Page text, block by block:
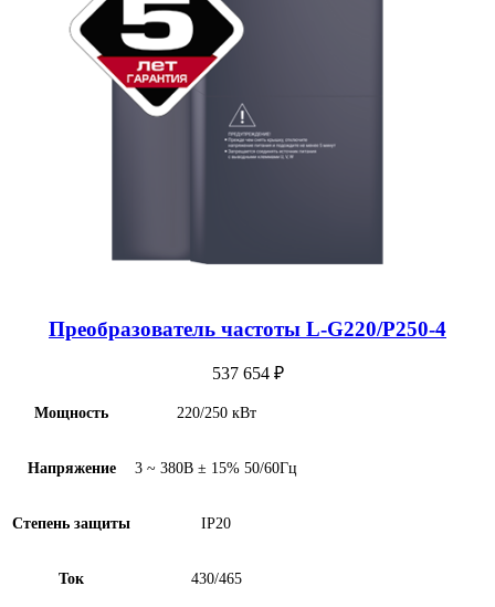
Преобразователь частоты L-G220/P250-4
537 654 ₽
Мощность 220/250 кВт
Напряжение 3 ~ 380В ± 15% 50/60Гц
Степень защиты IP20
Ток 430/465